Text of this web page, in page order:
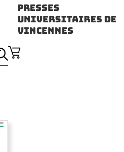
Presses
Universitaires de
Vincennes